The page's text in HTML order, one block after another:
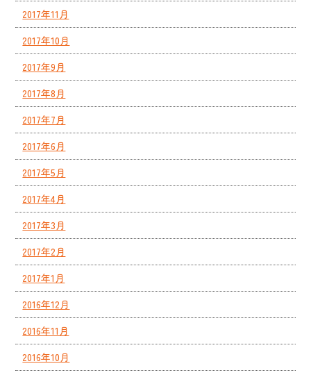
2017年11月
2017年10月
2017年9月
2017年8月
2017年7月
2017年6月
2017年5月
2017年4月
2017年3月
2017年2月
2017年1月
2016年12月
2016年11月
2016年10月